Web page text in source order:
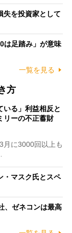
失を投資家として
は足踏み」が意味
一覧を見る
方
いる」利益相反と
リーの不正蓄財
に3000回以上も
・マスク氏とスペ
、ゼネコンは最高